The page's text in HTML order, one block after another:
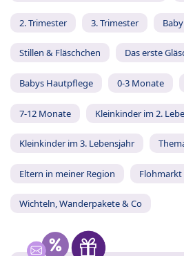
2. Trimester 3. Trimester
Stillen & Fläschchen Das erste
Babys Hautpflege 0-3 Monate
7-12 Monate Kleinkinder im 2.
Kleinkinder im 3. Lebensjahr
Eltern in meiner Region Flohmarkt
Wichteln, Wanderpakete & Co